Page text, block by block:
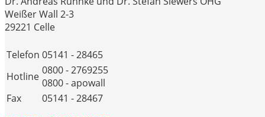
Weißer Wall 2-3
29221 Celle
Telefon 05141 - 28465
Hotline 0800 - 2769255
0800 - apowall
Fax
05141 - 28467